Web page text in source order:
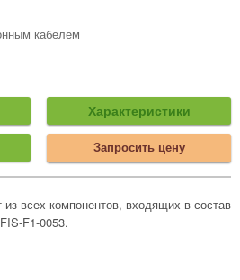
кабелем
Характеристики
Запросить цену
из всех компонентов, входящих в состав
F1-0053.